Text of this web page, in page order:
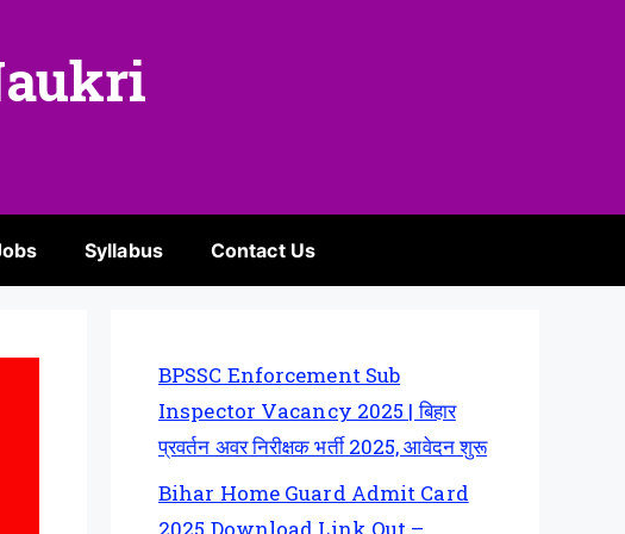
Syllabus Contact Us
BPSSC Enforcement Sub
Inspector Vacancy 2025 | बिहार
प्रवर्तन अवर निरीक्षक भर्ती 2025, आवेदन शुरू
Bihar Home Guard Admit Card
2025 Download Link Out –